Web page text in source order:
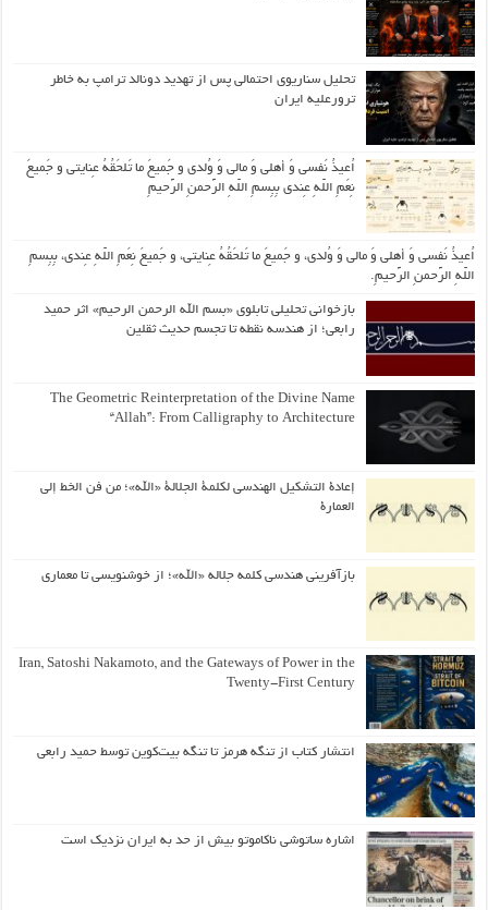
تحلیل سناریوی احتمالی پس از تهدید دونالد ترامپ به خاطر
ترورعلیه ایران
اُعیذُ نَفسی وَ أهلی وَ مالی وَ وُلدی و جَمیعَ ما تَلحَقُهُ عِنایتی و جَمیعَ
نِعَمِ اللّهِ عِندی بِبِسمِ اللّهِ الرَّحمنِ الرَّحیمِ
اُعیذُ نَفسی وَ أهلی وَ مالی وَ وُلدی، و جَمیعَ ما تَلحَقُهُ عِنایتی، و جَمیعَ نِعَمِ اللّهِ عِندی، بِبِسمِ
اللّهِ الرَّحمنِ الرَّحیمِ.
بازخوانی تحلیلی تابلوی «بسم الله الرحمن الرحیم» اثر حمید
رابعی؛ از هندسه نقطه تا تجسم حدیث ثقلین
The Geometric Reinterpretation of the Divine Name
“Allah”: From Calligraphy to Architecture
إعادة التشكيل الهندسي لكلمة الجلالة «الله»؛ من فن الخط إلى
العمارة
بازآفرینی هندسی کلمه جلاله «الله»؛ از خوشنویسی تا معماری
Iran, Satoshi Nakamoto, and the Gateways of Power in the
Twenty-First Century
انتشار کتاب از تنگه هرمز تا تنگه بیت‌کوین توسط حمید رابعی
اشاره ساتوشی ناکاموتو بیش از حد به ایران نزدیک است